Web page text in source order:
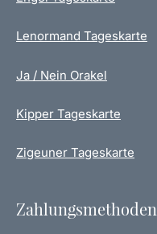
Lenormand Tageskarte
Ja / Nein Orakel
Kipper Tageskarte
Zigeuner Tageskarte
Zahlungsmethoden